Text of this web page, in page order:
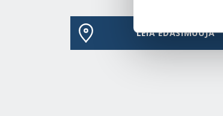
LEIA EDASIMÜÜJA